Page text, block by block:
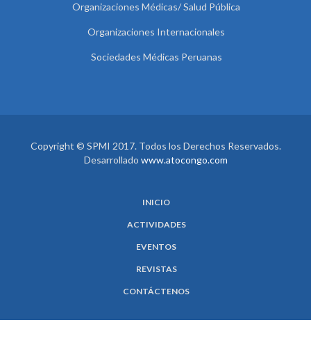
Organizaciones Médicas/ Salud Pública
Organizaciones Internacionales
Sociedades Médicas Peruanas
Copyright © SPMI 2017. Todos los Derechos Reservados.
Desarrollado www.atocongo.com
INICIO
ACTIVIDADES
EVENTOS
REVISTAS
CONTÁCTENOS